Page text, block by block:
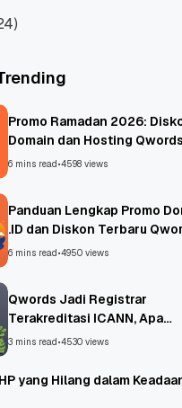
Promo Ramadan 2026:
Domain dan Hosting Qwords
6 mins read•4598 views
Panduan Lengkap Promo
.ID dan Diskon Terbaru
6 mins read•4950 views
Qwords Jadi Registrar
Terakreditasi ICANN, Apa
Untungnya?
3 mins read•4530 views
yang Hilang dalam